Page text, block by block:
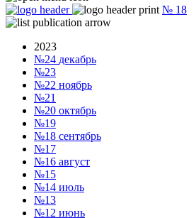
№ 18
2023
№24 декабрь
№23
№22 ноябрь
№21
№20 октябрь
№19
№18 сентябрь
№17
№16 август
№15
№14 июль
№13
№12 июнь